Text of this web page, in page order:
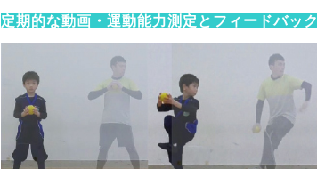
定期的な動画・運動能力測定とフィードバック